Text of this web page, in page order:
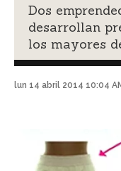
Dos
desarrollan
los mayores
lun 14 abril 2014 10:04